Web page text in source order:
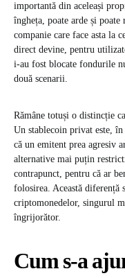
importantă din aceleași
îngheța, poate arde și
companie care face asta la
direct devine, pentru
i-au fost blocate fondurile
două scenarii.
Rămâne totuși o distincție
Un stablecoin privat este, în
că un emitent prea agresiv
alternative mai puțin
contrapunct, pentru că ar
folosirea. Această diferență
criptomonedelor, singurul
îngrijorător.
Cum s-a